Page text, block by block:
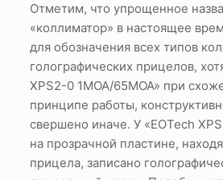
Отметим, что упрощенное
«коллиматор» в настоящее
для обозначения всех типов
голографических прицелов,
XPS2-0 1MOA/65MOA» при
принципе работы,
свершено иначе. У «EOTech
на прозрачной пластине,
прицела, записано